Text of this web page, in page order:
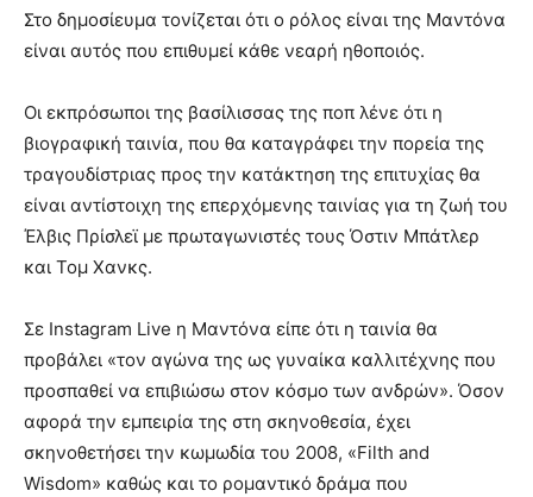
Στο δημοσίευμα τονίζεται ότι ο ρόλος είναι της Μαντόνα
είναι αυτός που επιθυμεί κάθε νεαρή ηθοποιός.
Οι εκπρόσωποι της βασίλισσας της ποπ λένε ότι η
βιογραφική ταινία, που θα καταγράφει την πορεία της
τραγουδίστριας προς την κατάκτηση της επιτυχίας θα
είναι αντίστοιχη της επερχόμενης ταινίας για τη ζωή του
Έλβις Πρίσλεϊ με πρωταγωνιστές τους Όστιν Μπάτλερ
και Τομ Χανκς.
Σε Instagram Live η Μαντόνα είπε ότι η ταινία θα
προβάλει «τον αγώνα της ως γυναίκα καλλιτέχνης που
προσπαθεί να επιβιώσω στον κόσμο των ανδρών». Όσον
αφορά την εμπειρία της στη σκηνοθεσία, έχει
σκηνοθετήσει την κωμωδία του 2008, «Filth and
Wisdom» καθώς και το ρομαντικό δράμα που